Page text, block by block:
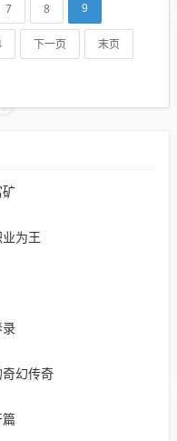
7 8 9
下一页 末页
为王
幻传奇